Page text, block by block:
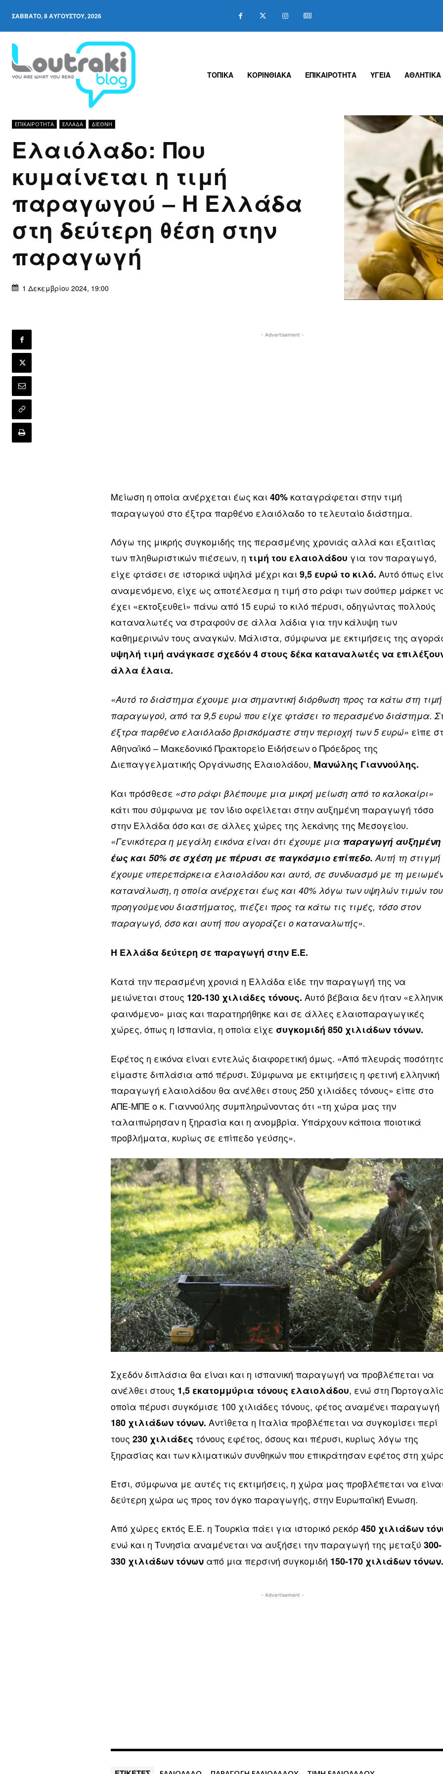
ΣΆΒΒΑΤΟ, 8 ΑΥΓΟΎΣΤΟΥ, 2026
ΤΟΠΙΚΑ ΚΟΡΙΝΘΙΑΚΑ ΕΠΙΚΑΙΡΟΤΗΤΑ ΥΓΕΙΑ ΑΘΛΗΤΙΚΑ
ΕΠΙΚΑΙΡΟΤΗΤΑ ΕΛΛΆΔΑ ΔΙΕΘΝΉ
Ελαιόλαδο: Που
κυμαίνεται η τιμή
παραγωγού – Η Ελλάδα
στη δεύτερη θέση στην
παραγωγή
1 Δεκεμβρίου 2024, 19:00
- Advertisement -
Μείωση η οποία ανέρχεται έως και40% καταγράφεται στην τιμή
παραγωγού στο έξτρα παρθένο ελαιόλαδο το τελευταίο διάστημα.
Λόγω της μικρής συγκομιδής της περασμένης χρονιάς αλλά και εξαιτίας
των πληθωριστικών πιέσεων, η τιμή του ελαιολάδου για τον παραγωγό,
είχε φτάσει σε ιστορικά υψηλά μέχρι και9,5 ευρώ το κιλό.Αυτό όπως
αναμενόμενο, είχε ως αποτέλεσμα η τιμή στο ράφι των σούπερ μάρκετ
έχει «εκτοξευθεί» πάνω από 15 ευρώ το κιλό πέρυσι, οδηγώντας πολλούς
καταναλωτές να στραφούν σε άλλα λάδια για την κάλυψη των
καθημερινών τους αναγκών. Μάλιστα, σύμφωνα με εκτιμήσεις της
υψηλή τιμή ανάγκασε σχεδόν 4 στους δέκα καταναλωτές να
άλλα έλαια.
«Αυτό το διάστημα έχουμε μια σημαντική διόρθωση προς τα κάτω στη τιμή
παραγωγού, από τα 9,5 ευρώ που είχε φτάσει το περασμένο διάστημα.
έξτρα παρθένο ελαιόλαδο βρισκόμαστε στην περιοχή των 5 ευρώ» είπε
Αθηναϊκό – Μακεδονικό Πρακτορείο Ειδήσεων ο Πρόεδρος της
Διεπαγγελματικής Οργάνωσης Ελαιολάδου, Μανώλης Γιαννούλης.
Και πρόσθεσε «στο ράφι βλέπουμε μια μικρή μείωση από το καλοκαίρι»
κάτι που σύμφωνα με τον ίδιο οφείλεται στην αυξημένη παραγωγή τόσο
στην Ελλάδα όσο και σε άλλες χώρες της λεκάνης της Μεσογείου.
«Γενικότερα η μεγάλη εικόνα είναι ότι έχουμε μια παραγωγή αυξημένη
έως και 50% σε σχέση με πέρυσι σε παγκόσμιο επίπεδο. Αυτή τη στιγμή
έχουμε υπερεπάρκεια ελαιολάδου και αυτό, σε συνδυασμό με τη
κατανάλωση, η οποία ανέρχεται έως και 40% λόγω των υψηλών τιμών του
προηγούμενου διαστήματος, πιέζει προς τα κάτω τις τιμές, τόσο στον
παραγωγό, όσο και αυτή που αγοράζει ο καταναλωτής».
Η Ελλάδα δεύτερη σε παραγωγή στην Ε.Ε.
Κατά την περασμένη χρονιά η Ελλάδα είδε την παραγωγή της να
μειώνεται στους 120-130 χιλιάδες τόνους. Αυτό βέβαια δεν ήταν
φαινόμενο» μιας και παρατηρήθηκε και σε άλλες ελαιοπαραγωγικές
χώρες, όπως η Ισπανία, η οποία είχε συγκομιδή 850 χιλιάδων τόνων.
Εφέτος η εικόνα είναι εντελώς διαφορετική όμως. «Από πλευράς
είμαστε διπλάσια από πέρυσι. Σύμφωνα με εκτιμήσεις η φετινή ελληνική
παραγωγή ελαιολάδου θα ανέλθει στους 250 χιλιάδες τόνους» είπε στο
ΑΠΕ-ΜΠΕ ο κ. Γιαννούλης συμπληρώνοντας ότι «τη χώρα μας την
ταλαιπώρησαν η ξηρασία και η ανομβρία. Υπάρχουν κάποια ποιοτικά
προβλήματα, κυρίως σε επίπεδο γεύσης».
Σχεδόν διπλάσια θα είναι και η ισπανική παραγωγή να προβλέπεται να
ανέλθει στους 1,5 εκατομμύρια τόνους ελαιολάδου, ενώ στη
οποία πέρυσι συγκόμισε 100 χιλιάδες τόνους, φέτος αναμένει παραγωγή
180 χιλιάδων τόνων. Αντίθετα η Ιταλία προβλέπεται να συγκομίσει περί
τους230 χιλιάδες τόνους εφέτος, όσους και πέρυσι, κυρίως λόγω της
ξηρασίας και των κλιματικών συνθηκών που επικράτησαν εφέτος στη
Έτσι, σύμφωνα με αυτές τις εκτιμήσεις, η χώρα μας προβλέπεται να
δεύτερη χώρα ως προς τον όγκο παραγωγής, στην Ευρωπαϊκή Ένωση.
Από χώρες εκτός Ε.Ε. η Τουρκία πάει για ιστορικό ρεκόρ450 χιλιάδων
ενώ και η Τυνησία αναμένεται να αυξήσει την παραγωγή της μεταξύ300-
330 χιλιάδων τόνων από μια περσινή συγκομιδή 150-170 χιλιάδων τόνων.
- Advertisement -